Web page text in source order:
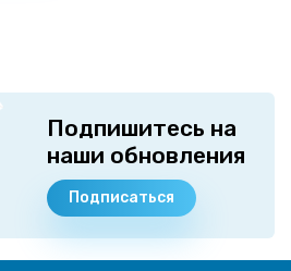
Подпишитесь на
наши обновления
Подписаться